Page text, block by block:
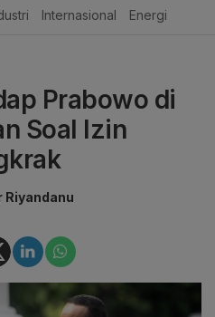
Internasional Energi
Prabowo di
Soal Izin
Riyandanu